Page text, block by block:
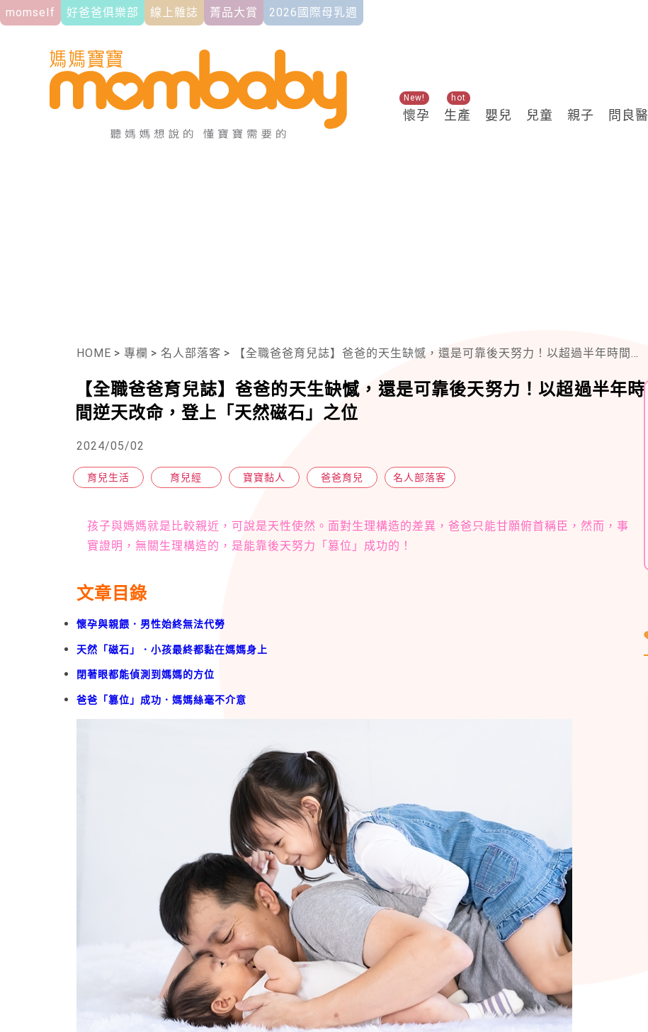
momself 好爸爸俱樂部 線上雜誌 菁品大賞 2026國際母乳週
懷孕
New!
生產
hot
嬰兒 兒童 親子 問良醫
HOME > 專欄 > 名人部落客 > 【全職爸爸育兒誌】爸爸的天生缺憾，還是可靠後天努力！以超過半年時間逆天改命，登上「天然磁石」之位
【全職爸爸育兒誌】爸爸的天生缺憾，還是可靠後天努力！以超過半年時
間逆天改命，登上「天然磁石」之位
2024/05/02
育兒生活 育兒經 寶寶黏人 爸爸育兒 名人部落客
孩子與媽媽就是比較親近，可說是天性使然。面對生理構造的差異，爸爸只能甘願俯首稱臣，然而，事
實證明，無關生理構造的，是能靠後天努力「篡位」成功的！
文章目錄
懷孕與親餵．男性始終無法代勞
天然「磁石」．小孩最終都黏在媽媽身上
閉著眼都能偵測到媽媽的方位
爸爸「篡位」成功．媽媽絲毫不介意